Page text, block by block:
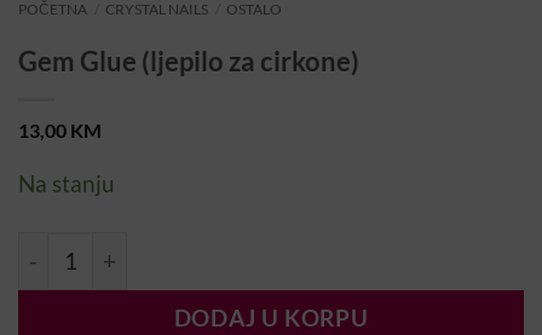
POČETNA CRYSTAL NAILS OSTALO
Gem Glue (ljepilo za cirkone)
13,00 KM
Na stanju
Gem Glue (ljepilo za cirkone) količina
DODAJ U KORPU